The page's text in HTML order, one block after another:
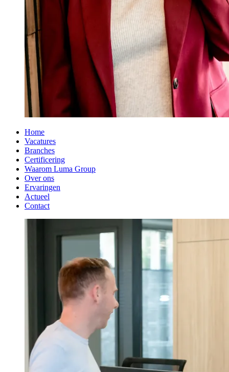
Home
Vacatures
Branches
Certificering
Waarom Luma Group
Over ons
Ervaringen
Actueel
Contact